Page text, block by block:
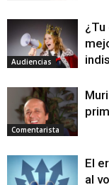
Audiencias
Comentarista
El
al